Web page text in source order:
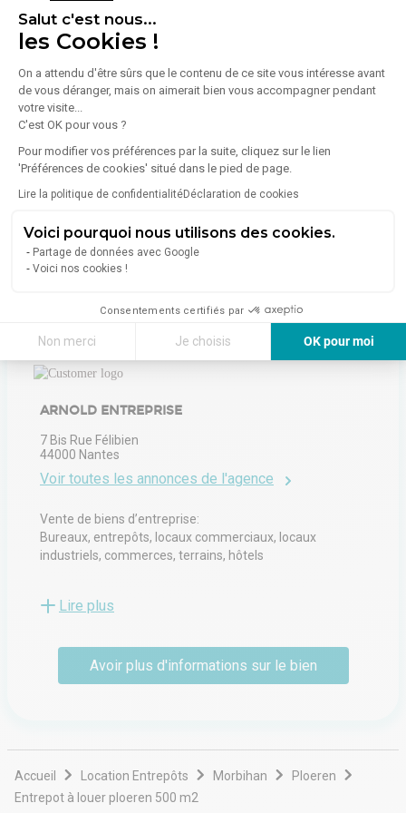
Salut c'est nous...
les Cookies !
On a attendu d'être sûrs que le contenu de ce site vous intéresse avant
de vous déranger, mais on aimerait bien vous accompagner pendant
votre visite...
C'est OK pour vous ?
Pour modifier vos préférences par la suite, cliquez sur le lien
'Préférences de cookies' situé dans le pied de page.
Lire la politique de confidentialitéDéclaration de cookies
Voici pourquoi nous utilisons des cookies.
Partage de données avec Google
Voici nos cookies !
Consentements certifiés par
Non merci Je choisis
OK pour moi
Axeptio consent
Plateforme de Gestion du Consentement : Personnalisez vos Options
Énergie
Diagnostic de performance énergétique (DPE)
Consommation (énergie primaire) : Non communiqué
Indice d'émission de gaz à effet de serre (GES)
Émissions :Non communiqué
En savoir plus sur le bien
ARNOLD ENTREPRISE
7 Bis Rue Félibien
44000 Nantes
Voir toutes les annonces de l'agence
Vente de biens d’entreprise:
Bureaux, entrepôts, locaux commerciaux, locaux
industriels, commerces, terrains, hôtels
location d’immobilier d’entreprise, vous propose une
au monde de l’entreprise sur la région Nantaise,
retrouvez nous à l'agence située au 7 Bis Rue Félibien
ainsi que dans le Morbihan, à notre agence située 4,
nos services résolument tournés vers nos clients
vendeurs et acheteurs pour leur plus grande satisfaction,
nous amène à vous proposer une sélection de biens
diversifiés
Lire plus
Avoir plus d'informations sur le bien
Accueil Location Entrepôts Morbihan
Ploeren
Entrepot à louer ploeren 500 m2